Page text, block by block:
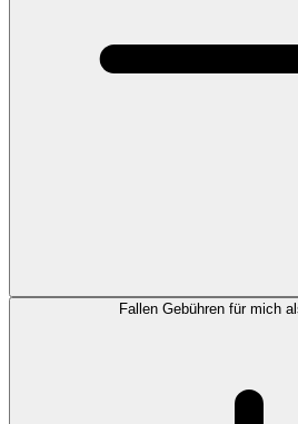
Fallen Gebühren für mich